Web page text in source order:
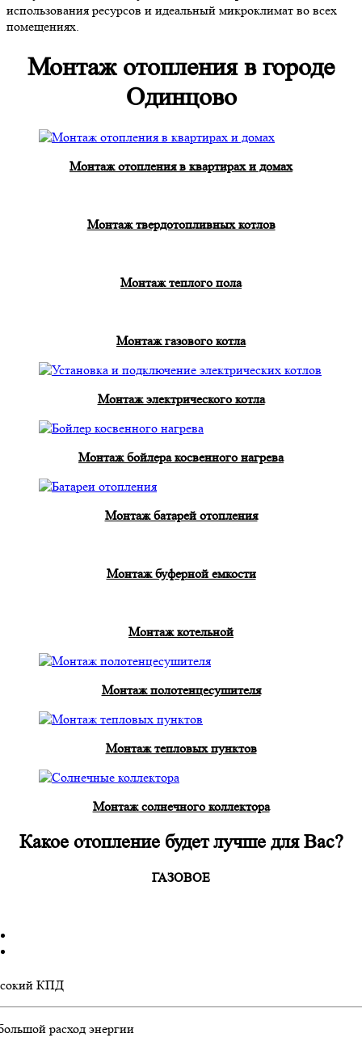
использования ресурсов и идеальный микроклимат во всех
помещениях.
Монтаж отопления в городе
Одинцово
Монтаж отопления в квартирах и домах
Монтаж твердотопливных котлов
Монтаж теплого пола
Монтаж газового котла
Монтаж электрического котла
Монтаж бойлера косвенного нагрева
Монтаж батарей отопления
Монтаж буферной емкости
Монтаж котельной
Монтаж полотенцесушителя
Монтаж тепловых пунктов
Монтаж солнечного коллектора
Какое отопление будет лучше для Вас?
ГАЗОВОЕ
КПД
расход энергии